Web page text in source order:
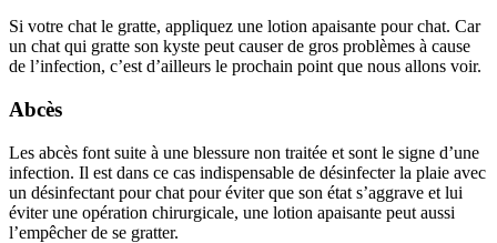
Si votre chat le gratte, appliquez une lotion apaisante pour chat. Car
un chat qui gratte son kyste peut causer de gros problèmes à cause
de l’infection, c’est d’ailleurs le prochain point que nous allons voir.
Abcès
Les abcès font suite à une blessure non traitée et sont le signe d’une
infection. Il est dans ce cas indispensable de désinfecter la plaie avec
un désinfectant pour chat pour éviter que son état s’aggrave et lui
éviter une opération chirurgicale, une lotion apaisante peut aussi
l’empêcher de se gratter.